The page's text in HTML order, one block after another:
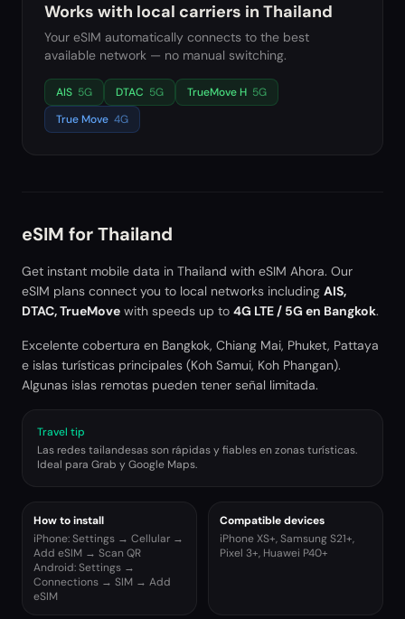
Works with local carriers in Thailand
Your eSIM automatically connects to the best
available network — no manual switching.
AIS 5G DTAC 5G TrueMove H 5G
True Move 4G
eSIM forThailand
Get instant mobile data in Thailand with eSIM Ahora. Our
eSIM plans connect you to local networks including AIS,
DTAC, TrueMove with speeds up to 4G LTE / 5G en Bangkok.
Excelente cobertura en Bangkok, Chiang Mai, Phuket, Pattaya
e islas turísticas principales (Koh Samui, Koh Phangan).
Algunas islas remotas pueden tener señal limitada.
Travel tip
Las redes tailandesas son rápidas y fiables en zonas turísticas.
Ideal para Grab y Google Maps.
How to install
iPhone: Settings → Cellular →
Add eSIM → Scan QR
Android: Settings →
Connections → SIM → Add
eSIM
Compatible devices
iPhone XS+, Samsung S21+,
Pixel 3+, Huawei P40+